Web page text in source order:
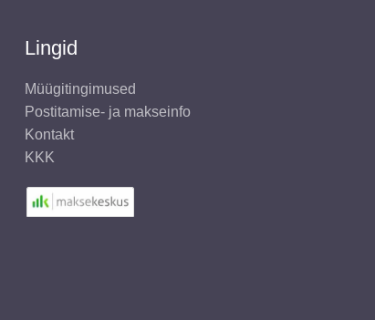
Lingid
Müügitingimused
Postitamise- ja makseinfo
Kontakt
KKK